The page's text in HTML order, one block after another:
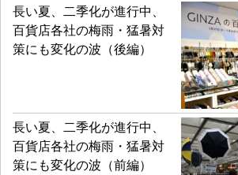
長い夏、二季化が進行中、
百貨店各社の梅雨・猛暑対
策にも変化の波（後編）
長い夏、二季化が進行中、
百貨店各社の梅雨・猛暑対
策にも変化の波（前編）